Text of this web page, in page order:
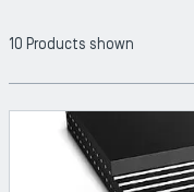
10 Products shown